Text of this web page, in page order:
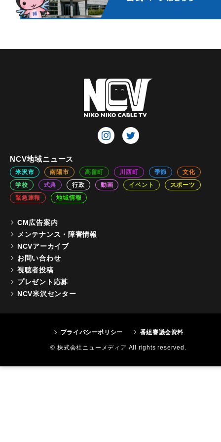
NCV地域ニュース
米沢市 南陽市 高畠町 川西町 季節
文化
学校
式典 行政 動画 イベント
スポーツ
緊急速報
地域情報
CM広告案内
メンテナンス・障害情報
NCVアーカイブ
お問い合わせ
視聴者投稿
プレゼント応募
NCV米沢センター
プライバシーポリシー 番組審議会資料
© 株式会社ニューメディア All rights reserved.